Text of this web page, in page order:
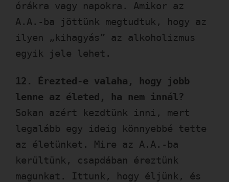
órákra vagy napokra. Amikor az
A.A.-ba jöttünk megtudtuk, hogy az
ilyen „kihagyás” az alkoholizmus
egyik jele lehet.
12. Érezted-e valaha, hogy jobb
lenne az életed, ha nem innál?
Sokan azért kezdtünk inni, mert
legalább egy ideig könnyebbé tette
az életünket. Mire az A.A.-ba
kerültünk, csapdában éreztünk
magunkat. Ittunk, hogy éljünk, és